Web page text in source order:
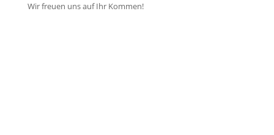
Wir freuen uns auf Ihr Kommen!